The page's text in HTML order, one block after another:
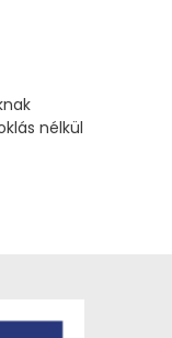
nélkül